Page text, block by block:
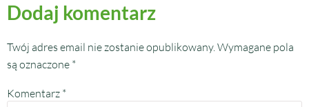
Dodaj komentarz
Twój adres email nie zostanie opublikowany.Wymagane pola
są oznaczone *
Komentarz *